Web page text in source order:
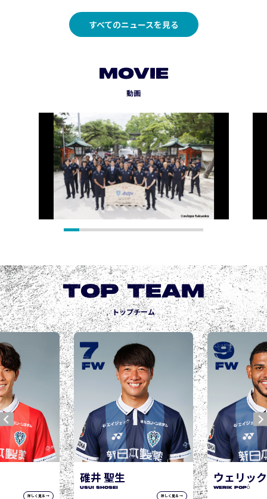
すべてのニュースを見る
MOVIE
動画
TOP TEAM
トップチーム
詳しく見る →
ウェリック ポポ
WERIK POPÓ
詳しく見る →
9
FW
城後 寿
JOGO Hisashi
10
FW